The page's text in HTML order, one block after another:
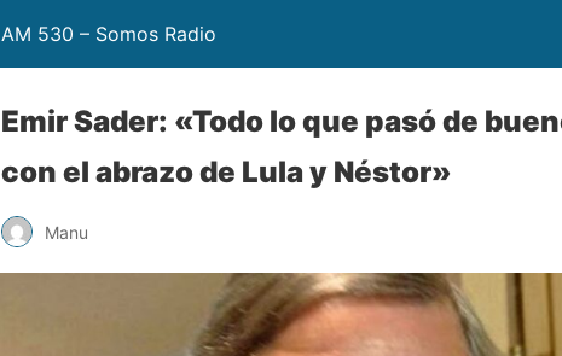
AM 530 – Somos Radio
Emir Sader: «Todo lo que pasó de
con el abrazo de Lula y Néstor»
Manu